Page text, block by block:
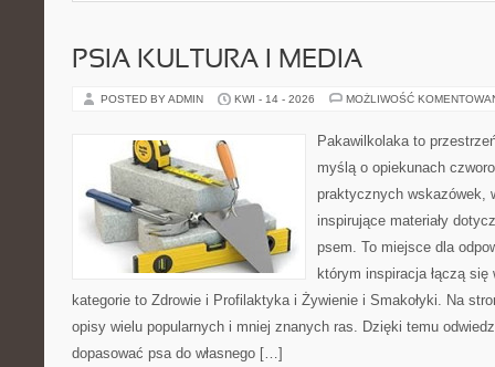
PSIA KULTURA I MEDIA
POSTED BY ADMIN KWI - 14 - 2026 MOŻLIWOŚĆ
Pakawilkolaka to
myślą o opiekunach
praktycznych wskazówek,
inspirujące materiały
psem. To miejsce dla
którym inspiracja łączą się
kategorie to Zdrowie i Profilaktyka i Żywienie i Smakołyki. Na
opisy wielu popularnych i mniej znanych ras. Dzięki temu
dopasować psa do własnego […]